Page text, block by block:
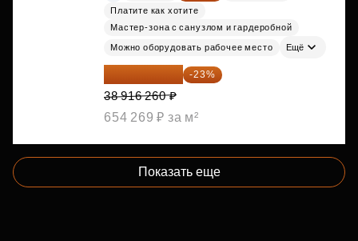
Платите как хотите
Мастер-зона с санузлом и гардеробной
Можно оборудовать рабочее место Ещё
29 965 520 ₽ -23%
38 916 260 ₽
654 269 ₽ за м²
Показать еще